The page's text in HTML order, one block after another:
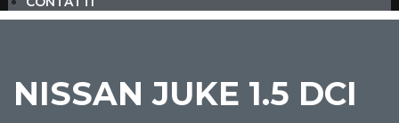
NISSAN JUKE 1.5 DCI